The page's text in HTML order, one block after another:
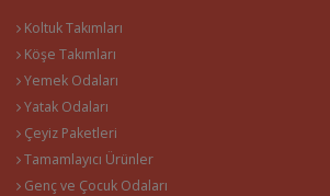
Koltuk Takımları
Köşe Takımları
Yemek Odaları
Yatak Odaları
Çeyiz Paketleri
Tamamlayıcı Ürünler
Genç ve Çocuk Odaları